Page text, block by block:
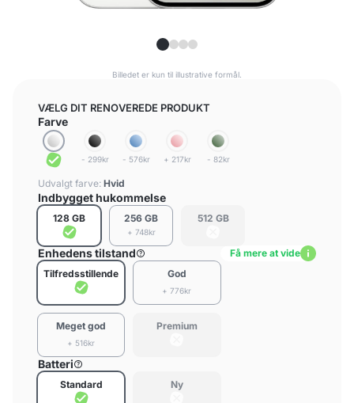
Billedet er kun til illustrative formål.
VÆLG DIT RENOVEREDE PRODUKT
Farve
- 299kr - 576kr + 217kr - 82kr
Udvalgt farve: Hvid
Indbygget hukommelse
128 GB 256 GB
+ 748kr
512 GB
Enhedens tilstand
Få mere at vide
Tilfredsstillende
God
+ 776kr
Meget god
+ 516kr
Premium
Batteri
Standard Ny